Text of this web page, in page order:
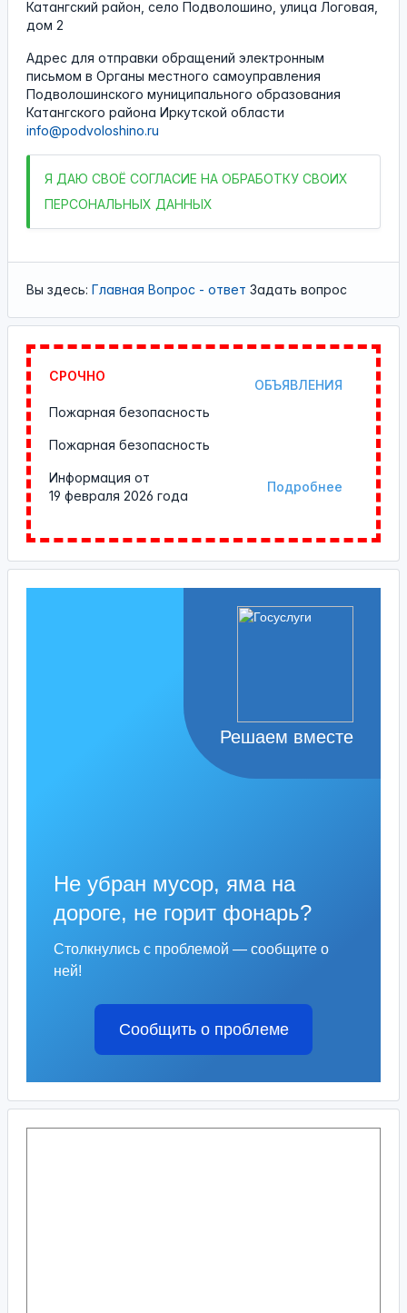
Катангский район, село Подволошино, улица Логовая,
дом 2
Адрес для отправки обращений электронным
письмом в Органы местного самоуправления
Подволошинского муниципального образования
Катангского района Иркутской области
info@podvoloshino.ru
Я ДАЮ СВОЁ СОГЛАСИЕ НА ОБРАБОТКУ СВОИХ
ПЕРСОНАЛЬНЫХ ДАННЫХ
Вы здесь: Главная Вопрос - ответ Задать вопрос
СРОЧНО
ОБЪЯВЛЕНИЯ
Пожарная безопасность
Пожарная безопасность
Подробнее
Информация от
19 февраля 2026 года
Решаем вместе
Не убран мусор, яма на
дороге, не горит фонарь?
Столкнулись с проблемой — сообщите о
ней!
Сообщить о проблеме